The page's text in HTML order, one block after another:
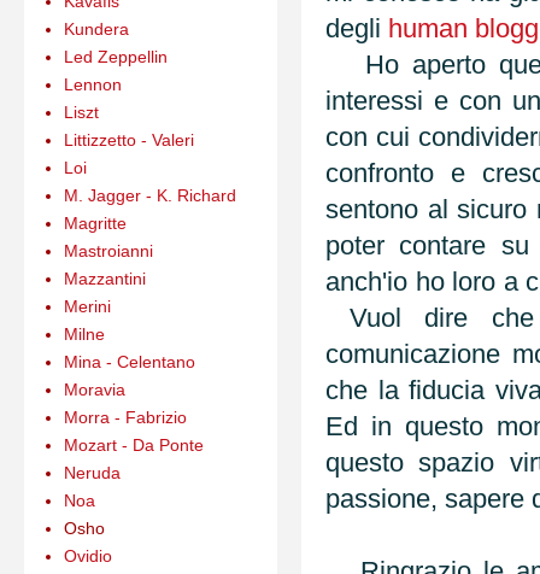
degli human
Ho aperto
interessi e con
con cui
confronto e
sentono al sicuro
poter contare
anch'io ho loro a
Vuol dire
comunicazione
che la fiducia
Ed in questo
questo spazio
passione, sapere
Kundera
Led Zeppellin
Lennon
Liszt
Littizzetto - Valeri
Loi
M. Jagger - K. Richard
Magritte
Mastroianni
Mazzantini
Merini
Milne
Mina - Celentano
Moravia
Morra - Fabrizio
Mozart - Da Ponte
Neruda
Noa
Osho
Ovidio